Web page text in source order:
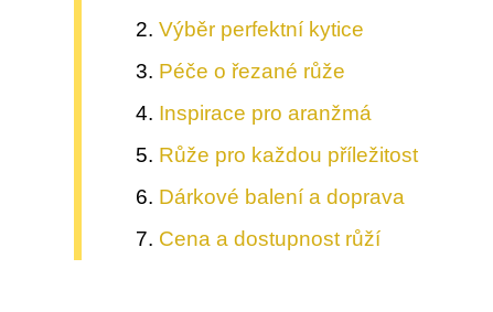
Výběr perfektní kytice
Péče o řezané růže
Inspirace pro aranžmá
Růže pro každou příležitost
Dárkové balení a doprava
Cena a dostupnost růží